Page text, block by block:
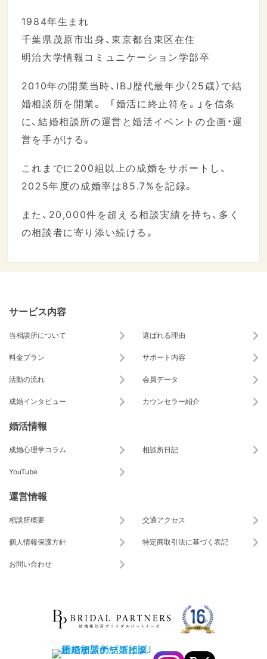
1984年生まれ
千葉県茂原市出身、東京都台東区在住
明治大学情報コミュニケーション学部卒
2010年の開業当時、IBJ歴代最年少（25歳）で結
婚相談所を開業。 「婚活に終止符を。」を信条
に、結婚相談所の運営と婚活イベントの企画・運
営を手がける。
これまでに200組以上の成婚をサポートし、
2025年度の成婚率は85.7%を記録。
また、20,000件を超える相談実績を持ち、多く
の相談者に寄り添い続ける。
サービス内容
当相談所について 選ばれる理由
料金プラン サポート内容
活動の流れ 会員データ
成婚インタビュー カウンセラー紹介
婚活情報
成婚心理学コラム 相談所日記
YouTube
運営情報
相談所概要 交通アクセス
個人情報保護方針 特定商取引法に基づく表記
お問い合わせ